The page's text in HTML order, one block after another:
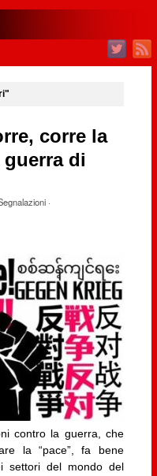
corre la
di
·
contro la guerra, che
la “pace”, fa bene
settori del mondo del